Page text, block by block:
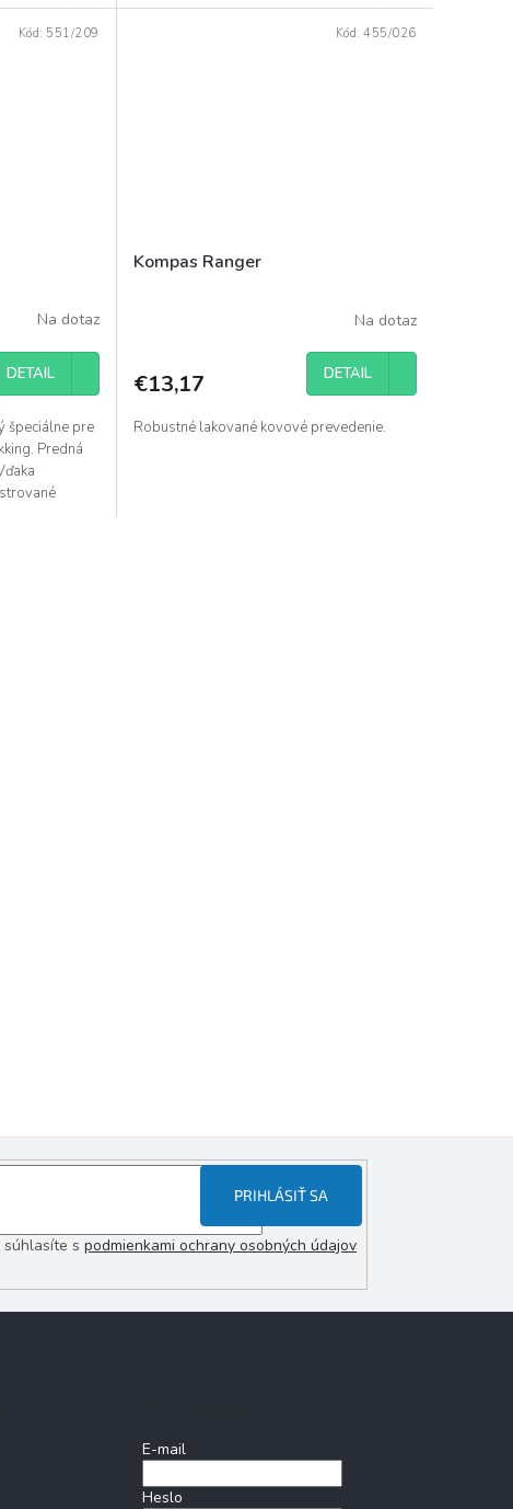
Na dotaz
DETAIL
špeciálne pre
Predná
Kód: 551/209
Kompas Ranger
Na dotaz
€13,17 DETAIL
Robustné lakované kovové prevedenie.
Kód:455/026
s podmienkami ochrany osobných údajov
PRIHLÁSIŤ SA
E-mail
Heslo